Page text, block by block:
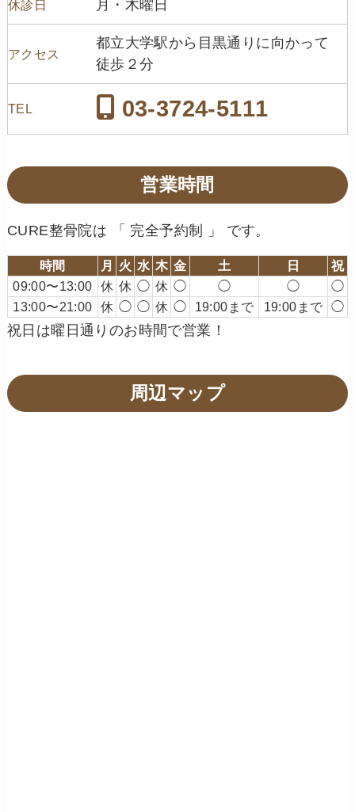
休診日 月・木曜日
アクセス
都立大学駅から目黒通りに向かって
徒歩２分
TEL 03-3724-5111
営業時間
CURE整骨院は 「 完全予約制 」 です。
時間 月 火 水 木 金 土 日
祝
09:00〜13:00
休 休 ◯ 休 ◯ ◯ ◯
◯
13:00〜21:00
休 ◯ ◯ 休 ◯ 19:00まで 19:00まで ◯
祝日は曜日通りのお時間で営業！
周辺マップ